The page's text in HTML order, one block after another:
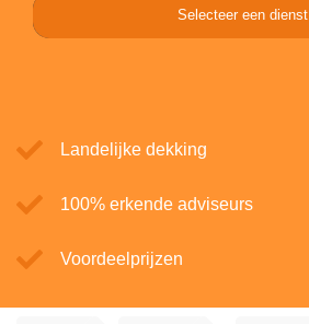
Selecteer een dienst
Landelijke dekking
100% erkende adviseurs
Voordeelprijzen